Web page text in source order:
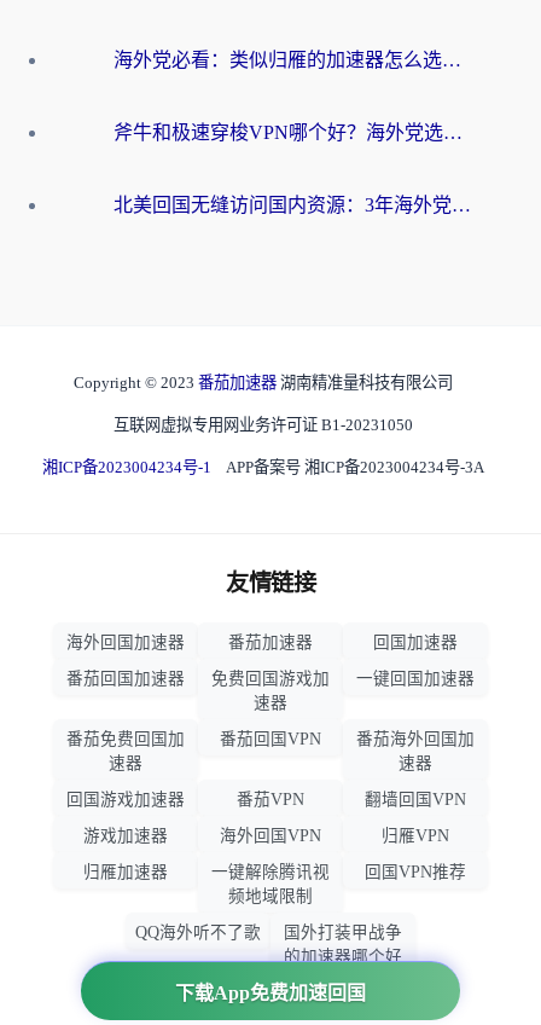
海外党必看：类似归雁的加速器怎么选？一篇搞定无缝访问国内资源
斧牛和极速穿梭VPN哪个好？海外党选回国加速器必看的真实对比与避坑指南
北美回国无缝访问国内资源：3年海外党亲测的加速器选择指南
下载App免费加速回国
Copyright © 2023 番茄加速器 湖南精准量科技有限公司
互联网虚拟专用网业务许可证 B1-20231050
湘ICP备2023004234号-1 APP备案号 湘ICP备2023004234号-3A
友情链接
海外回国加速器 番茄加速器
回国加速器
番茄回国加速器
免费回国游戏加
速器
一键回国加速器
番茄免费回国加
速器
番茄回国VPN
番茄海外回国加
速器
回国游戏加速器
番茄VPN
翻墙回国VPN
游戏加速器
海外回国VPN
归雁VPN
归雁加速器
一键解除腾讯视
频地域限制
回国VPN推荐
QQ海外听不了歌
国外打装甲战争
的加速器哪个好
用